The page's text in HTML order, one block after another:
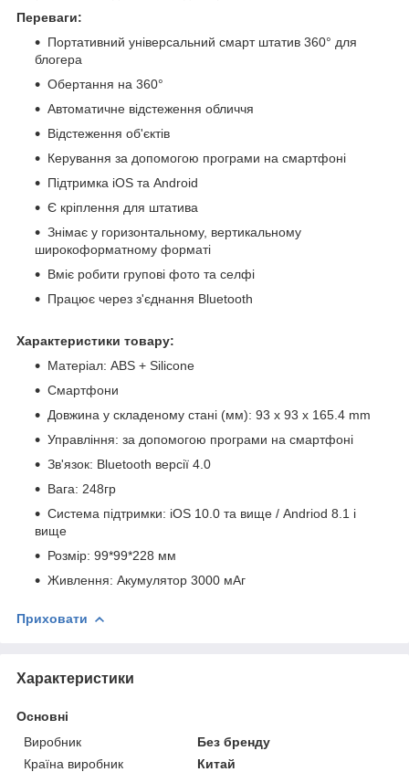
Переваги:
Портативний універсальний смарт штатив 360° для
блогера
Обертання на 360°
Автоматичне відстеження обличчя
Відстеження об'єктів
Керування за допомогою програми на смартфоні
Підтримка iOS та Android
Є кріплення для штатива
Знімає у горизонтальному, вертикальному
широкоформатному форматі
Вміє робити групові фото та селфі
Працює через з'єднання Bluetooth
Характеристики товару:
Матеріал: ABS + Silicone
Смартфони
Довжина у складеному стані (мм): 93 x 93 x 165.4 mm
Управління: за допомогою програми на смартфоні
Зв'язок: Bluetooth версії 4.0
Вага: 248гр
Система підтримки: iOS 10.0 та вище / Andriod 8.1 і
вище
Розмір: 99*99*228 мм
Живлення: Акумулятор 3000 мАг
Приховати
Характеристики
Основні
Виробник
Без бренду
Країна виробник
Китай